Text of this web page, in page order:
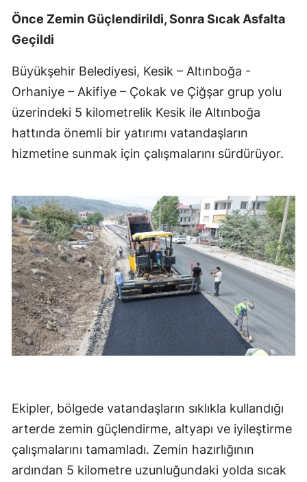
Önce Zemin Güçlendirildi, Sonra Sıcak Asfalta
Geçildi
Büyükşehir Belediyesi, Kesik – Altınboğa -
Orhaniye – Akifiye – Çokak ve Çiğşar grup yolu
üzerindeki 5 kilometrelik Kesik ile Altınboğa
hattında önemli bir yatırımı vatandaşların
hizmetine sunmak için çalışmalarını sürdürüyor.
Ekipler, bölgede vatandaşların sıklıkla kullandığı
arterde zemin güçlendirme, altyapı ve iyileştirme
çalışmalarını tamamladı. Zemin hazırlığının
ardından 5 kilometre uzunluğundaki yolda sıcak